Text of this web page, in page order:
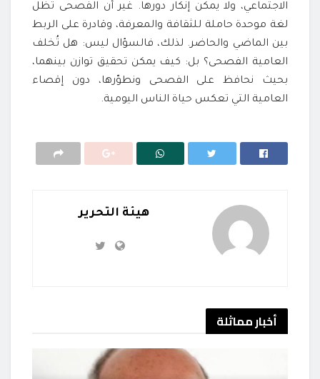
الاجتماعي، ولا يمكن إنكار دورها. غير أن الفصحى تظل
لغة موحدة حاملة للثقافة والمعرفة، وقادرة على الربط
بين الماضي والحاضر. لذلك، فالسؤال ليس: هل تُخلف
العامية الفصحى؟ بل: كيف يمكن تحقيق توازن بينهما،
بحيث نحافظ على الفصحى ونطوّرها، دون إقصاء
العامية التي تعكس حياة الناس اليومية.
هيئة التحرير
أخبارمماثلة